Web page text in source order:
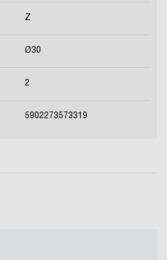
Z
Ø30
2
5902273573319